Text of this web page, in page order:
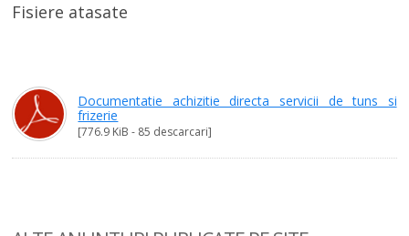
Fisiere atasate
Documentatie achizitie directa servicii de tuns si
frizerie
[776.9 KiB - 85 descarcari]